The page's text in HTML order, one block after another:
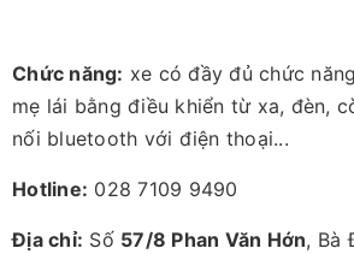
Chức năng: xe có đầy đủ chức
mẹ lái bằng điều khiển từ xa, đèn,
nối bluetooth với điện thoại...
Hotline: 028 7109 9490
Địa chỉ: Số 57/8 Phan Văn Hớn, Bà